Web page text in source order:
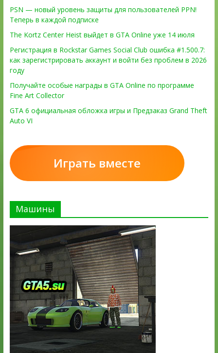
PSN — новый уровень защиты для пользователей PPN!
Теперь в каждой подписке
The Kortz Center Heist выйдет в GTA Online уже 14 июля
Регистрация в Rockstar Games Social Club ошибка #1.500.7:
как зарегистрировать аккаунт и войти без проблем в 2026
году
Получайте особые награды в GTA Online по программе
Fine Art Collector
GTA 6 официальная обложка игры и Предзаказ Grand Theft
Auto VI
Играть вместе
Машины